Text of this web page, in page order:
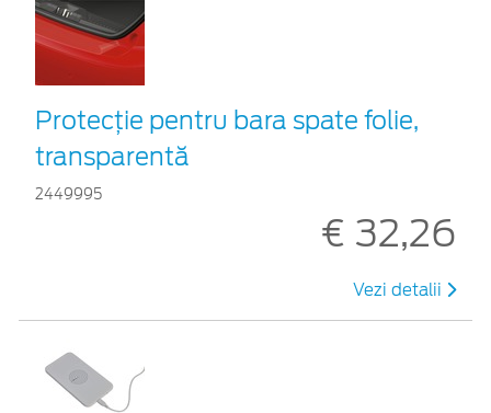
Protecţie pentru bara spate folie,
transparentă
2449995
€ 32,26
Vezi detalii